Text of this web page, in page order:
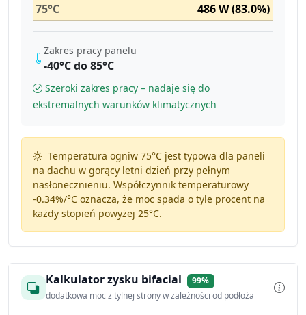
75°C
486 W (83.0%)
Zakres pracy panelu
-40°C do 85°C
Szeroki zakres pracy – nadaje się do
ekstremalnych warunków klimatycznych
Temperatura ogniw 75°C jest typowa dla paneli
na dachu w gorący letni dzień przy pełnym
nasłonecznieniu. Współczynnik temperaturowy
-0.34%/°Coznacza, że moc spada o tyle procent na
każdy stopień powyżej 25°C.
Kalkulator zysku bifacial
99%
dodatkowa moc z tylnej strony w zależności od podłoża